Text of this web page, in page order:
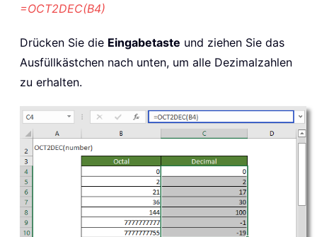
=OCT2DEC(B4)
Drücken Sie die Eingabetaste und ziehen Sie das
Ausfüllkästchen nach unten, um alle Dezimalzahlen
zu erhalten.